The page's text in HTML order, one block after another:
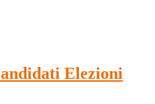
Elezioni